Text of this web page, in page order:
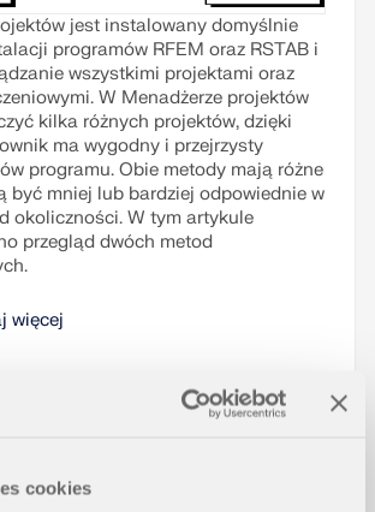
cookies
jest instalowany domyślnie
programów RFEM oraz RSTAB i
wszystkimi projektami oraz
W Menadżerze projektów
kilka różnych projektów, dzięki
ma wygodny i przejrzysty
programu. Obie metody mają różne
być mniej lub bardziej odpowiednie w
okoliczności. W tym artykule
przegląd dwóch metod
więcej